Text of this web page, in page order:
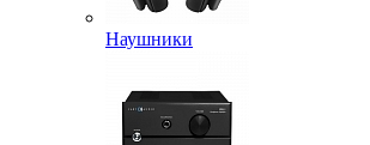
Наушники